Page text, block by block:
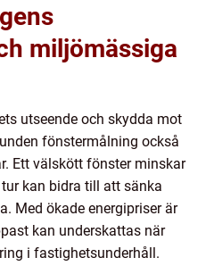
miljömässiga
utseende och skydda mot
fönstermålning också
Ett välskött fönster minskar
kan bidra till att sänka
Med ökade energipriser är
kan underskattas när
i fastighetsunderhåll.